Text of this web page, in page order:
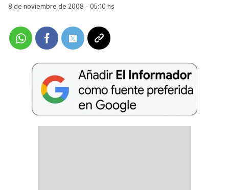
8 de noviembre de 2008 - 05:10 hs